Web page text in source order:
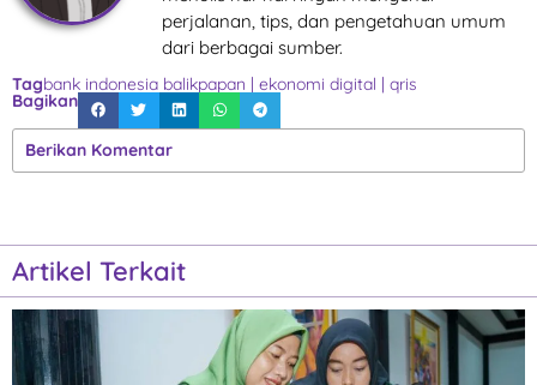
perjalanan, tips, dan pengetahuan umum
dari berbagai sumber.
Tagbank indonesia balikpapan | ekonomi digital | qris
Bagikan
Berikan Komentar
Artikel Terkait